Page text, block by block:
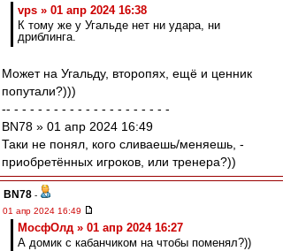
vps » 01 апр 2024 16:38
К тому же у Угальде нет ни удара, ни
дриблинга.
Может на Угальду, второпях, ещё и ценник
попутали?)))
-- - - - - - - - - - - - - - - - - - - - -
BN78 » 01 апр 2024 16:49
Таки не понял, кого сливаешь/меняешь, -
приобретённых игроков, или тренера?))
BN78 -
01 апр 2024 16:49
МосфОлд » 01 апр 2024 16:27
А домик с кабанчиком на чтобы поменял?))